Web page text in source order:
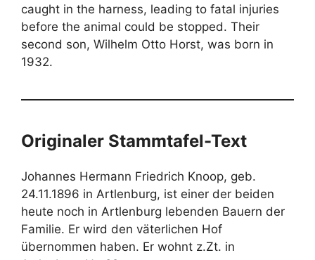
caught in the harness, leading to fatal injuries
before the animal could be stopped. Their
second son, Wilhelm Otto Horst, was born in
1932.
Originaler Stammtafel-Text
Johannes Hermann Friedrich Knoop, geb.
24.11.1896 in Artlenburg, ist einer der beiden
heute noch in Artlenburg lebenden Bauern der
Familie. Er wird den väterlichen Hof
übernommen haben. Er wohnt z.Zt. in